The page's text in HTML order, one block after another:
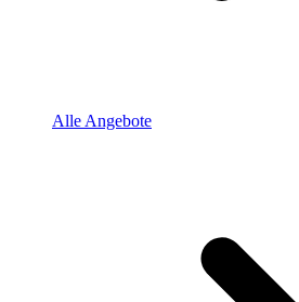
Alle Angebote